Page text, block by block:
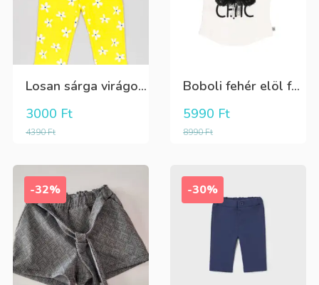
Losan sárga virágos 3/4-es leggings
4390Ft
3000 Ft
Boboli fehér elöl fekete tüll+gyöngyös csini póló
8990Ft
5990 Ft
-32% -30%